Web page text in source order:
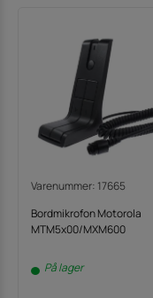
Varenummer: 17665
Bordmikrofon Motorola
MTM5x00/MXM600
På lager